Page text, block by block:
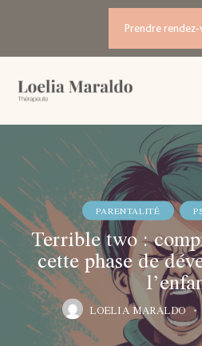
Prendre rendez-
PARENTALITÉ
Terrible two :
cette phase de
LOELIA MARALDO